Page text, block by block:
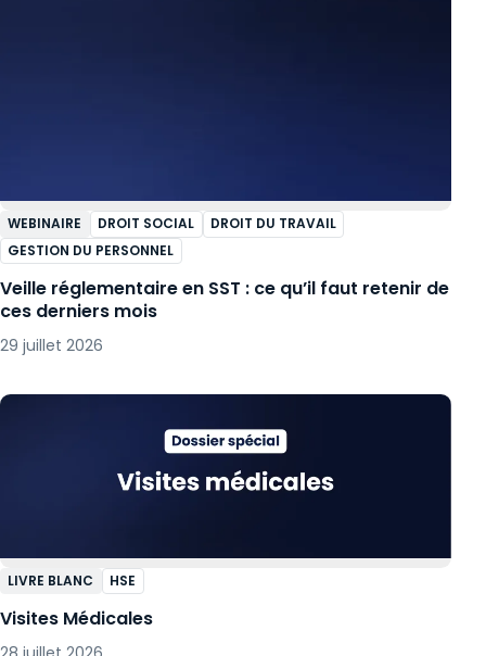
WEBINAIRE DROIT SOCIAL
DROIT DU TRAVAIL
GESTION DU PERSONNEL
Veille réglementaire en SST : ce qu’il faut retenir de
ces derniers mois
29 juillet 2026
LIVRE BLANC HSE
Visites Médicales